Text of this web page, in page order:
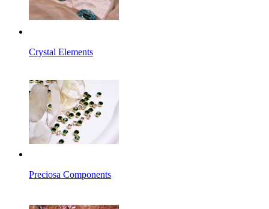
Crystal Elements
Preciosa Components